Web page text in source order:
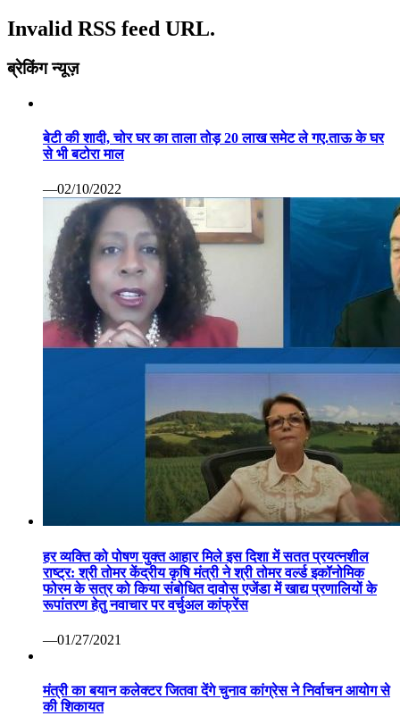
Invalid RSS feed URL.
ब्रेकिंग न्यूज़
बेटी की शादी, चोर घर का ताला तोड़ 20 लाख समेट ले गए.ताऊ के घर
से भी बटोरा माल
—02/10/2022
हर व्यक्ति को पोषण युक्त आहार मिले इस दिशा में सतत प्रयत्नशील
राष्ट्र: श्री तोमर केंद्रीय कृषि मंत्री ने श्री तोमर वर्ल्ड इकॉनोमिक
फोरम के सत्र को किया संबोधित दावोस एजेंडा में खाद्य प्रणालियों के
रूपांतरण हेतु नवाचार पर वर्चुअल कांफ्रेंस
—01/27/2021
मंत्री का बयान कलेक्टर जितवा देंगे चुनाव कांग्रेस ने निर्वाचन आयोग से
की शिकायत